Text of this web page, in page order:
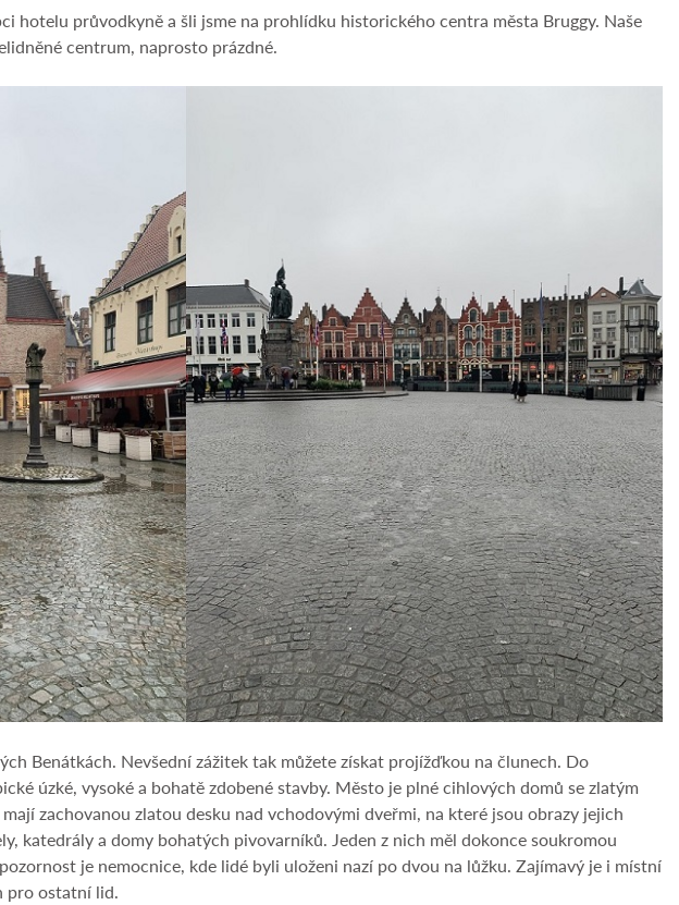
hotelu průvodkyně a šli jsme na prohlídku historického centra města Bruggy. Naše
centrum, naprosto prázdné.
Benátkách. Nevšední zážitek tak můžete získat projížďkou na člunech. Do
úzké, vysoké a bohatě zdobené stavby. Město je plné cihlových domů se zlatým
zachovanou zlatou desku nad vchodovými dveřmi, na které jsou obrazy jejich
katedrály a domy bohatých pivovarníků. Jeden z nich měl dokonce soukromou
je nemocnice, kde lidé byli uloženi nazí po dvou na lůžku. Zajímavý je i místní
pro ostatní lid.